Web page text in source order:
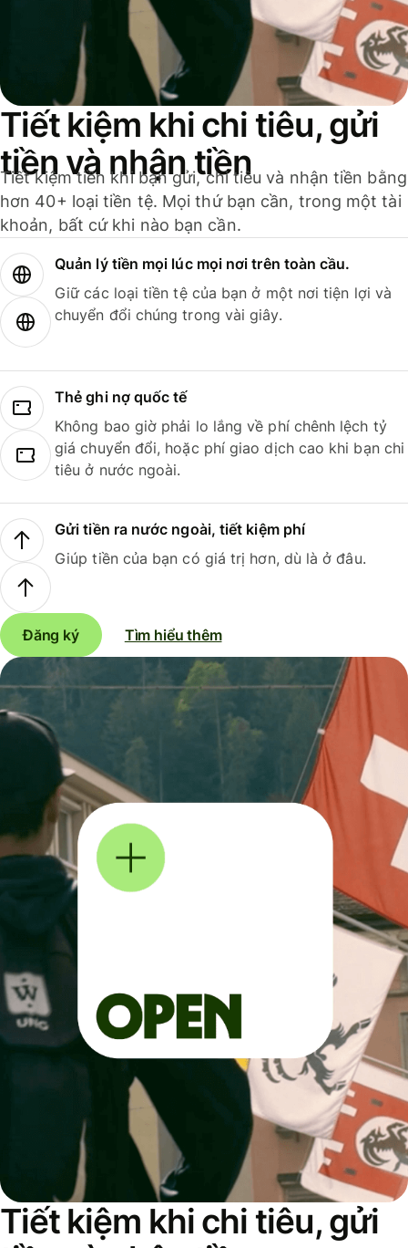
Tiết kiệm khi chi tiêu, gửi
tiền và nhận tiền
Tiết kiệm tiền khi bạn gửi, chi tiêu và nhận tiền bằng
hơn 40+ loại tiền tệ. Mọi thứ bạn cần, trong một tài
khoản, bất cứ khi nào bạn cần.
Quản lý tiền mọi lúc mọi nơi trên toàn cầu.
Giữ các loại tiền tệ của bạn ở một nơi tiện lợi và
chuyển đổi chúng trong vài giây.
Thẻ ghi nợ quốc tế
Không bao giờ phải lo lắng về phí chênh lệch tỷ
giá chuyển đổi, hoặc phí giao dịch cao khi bạn chi
tiêu ở nước ngoài.
Gửi tiền ra nước ngoài, tiết kiệm phí
Giúp tiền của bạn có giá trị hơn, dù là ở đâu.
Đăng ký Tìm hiểu thêm
Tiết kiệm khi chi tiêu, gửi